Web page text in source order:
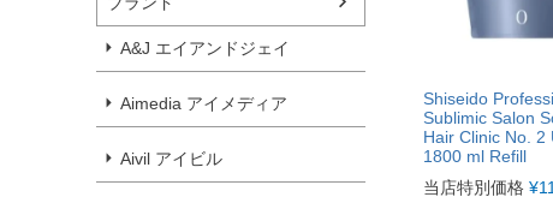
A&J エイアンドジェイ
Aimedia アイメディア
Aivil アイビル
Shiseido
Sublimic Salon
Hair Clinic No. 2
1800 ml Refill
当店特別価格 ¥